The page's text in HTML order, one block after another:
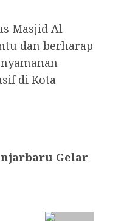
Masjid Al-
dan berharap
di Kota
Gelar